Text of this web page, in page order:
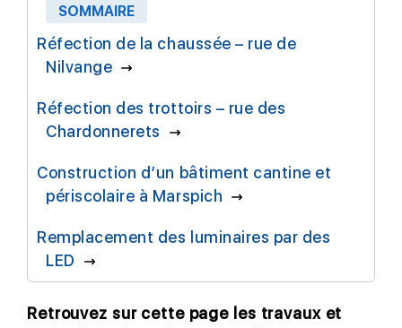
SOMMAIRE
Réfection de la chaussée – rue de
Nilvange
Réfection des trottoirs – rue des
Chardonnerets
Construction d’un bâtiment cantine et
périscolaire à Marspich
Remplacement des luminaires par des
LED
Retrouvez sur cette page les travaux et